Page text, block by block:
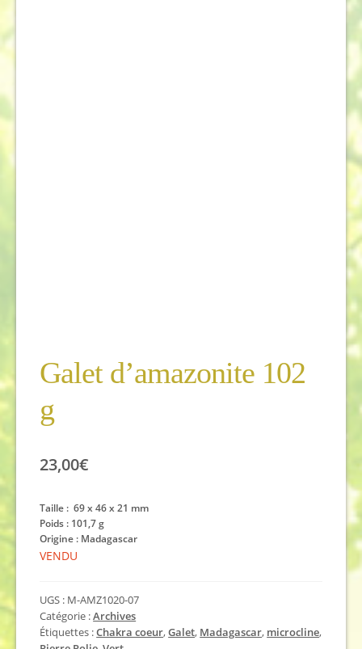
Galet d’amazonite 102
g
23,00€
Taille : 69 x 46 x 21 mm
Poids : 101,7 g
Origine : Madagascar
VENDU
UGS : M-AMZ1020-07
Catégorie :Archives
Étiquettes :Chakra coeur,Galet, Madagascar, microcline,